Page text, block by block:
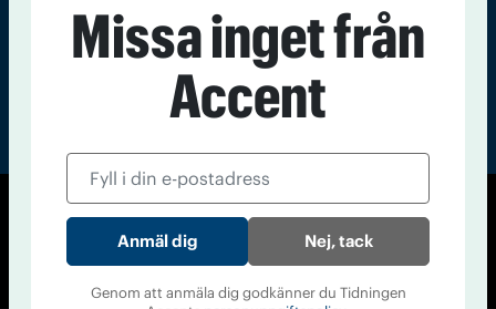
© Tidningen Accent 2026
Cookiepolicy
Personuppgiftspolicy
Missa inget från
Accent
Nej, tack
Genom att anmäla dig godkänner du Tidningen